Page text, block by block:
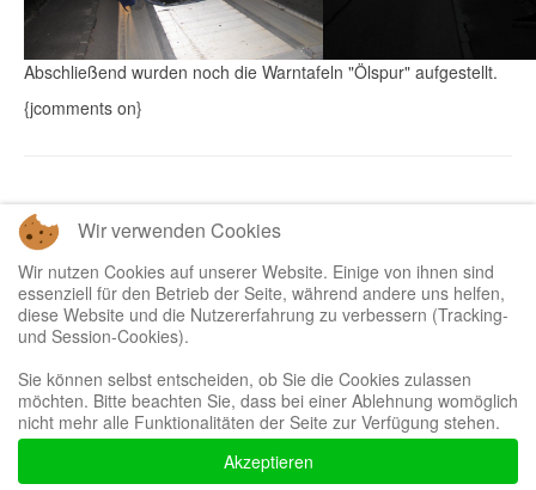
Abschließend wurden noch die Warntafeln "Ölspur" aufgestellt.
{jcomments on}
Zurück
Bootstrapis a front-end framework of Twitter, Inc. Code licensed underMIT
License.
font licensed underSIL OFL 1.1
Wir verwenden Cookies
Wir nutzen Cookies auf unserer Website. Einige von ihnen sind
essenziell für den Betrieb der Seite, während andere uns helfen,
diese Website und die Nutzererfahrung zu verbessern (Tracking-
und Session-Cookies).
Sie können selbst entscheiden, ob Sie die Cookies zulassen
möchten. Bitte beachten Sie, dass bei einer Ablehnung womöglich
nicht mehr alle Funktionalitäten der Seite zur Verfügung stehen.
Akzeptieren